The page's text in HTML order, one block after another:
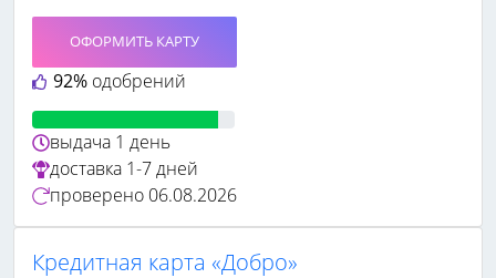
92% одобрений
ОФОРМИТЬ КАРТУ
выдача 1 день
доставка 1-7 дней
проверено 06.08.2026
Кредитная карта «Добро»